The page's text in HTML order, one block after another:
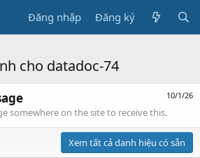
Đăng nhập Đăng ký
cho datadoc-74
10/1/26
somewhere on the site to receive this.
Xem tất cả danh hiệu có sẵn